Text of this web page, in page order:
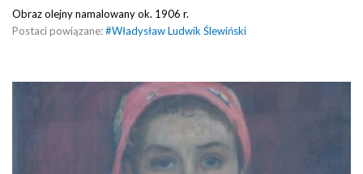
Obraz olejny namalowany ok. 1906 r.
Postaci powiązane:#Władysław Ludwik Ślewiński